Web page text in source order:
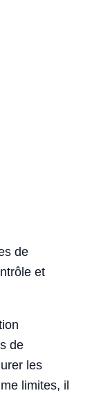
de
et
de
les
limites, il